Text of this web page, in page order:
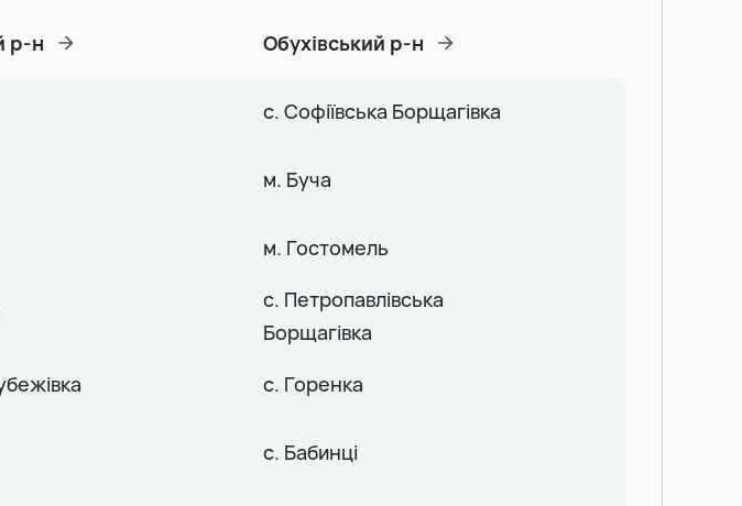
р-н Обухівський р-н
с. Софіївська Борщагівка
м. Буча
м. Гостомель
с. Петропавлівська
Борщагівка
с. Горенка
с. Бабинці